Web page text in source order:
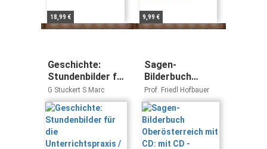
18,99 € 9,99 €
Geschichte:
Stundenbilder für
die
Unterrichtspraxis
/ Griechenland,
Rom und
Völkerwanderung
G Stuckert S Marc
Sagen-
Bilderbuch
Oberösterreich
mit CD: mit CD -
gesprochen von
Gerhard
Tötschinger
Prof. Friedl Hofbauer